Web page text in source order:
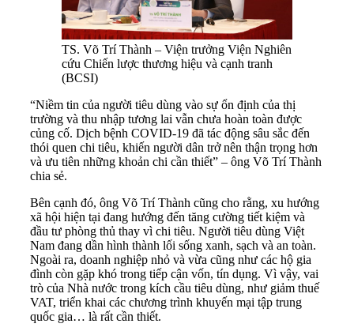
TS. Võ Trí Thành – Viện trưởng Viện Nghiên
cứu Chiến lược thương hiệu và cạnh tranh
(BCSI)
“Niềm tin của người tiêu dùng vào sự ổn định của thị
trường và thu nhập tương lai vẫn chưa hoàn toàn được
củng cố. Dịch bệnh COVID-19 đã tác động sâu sắc đến
thói quen chi tiêu, khiến người dân trở nên thận trọng hơn
và ưu tiên những khoản chi cần thiết” – ông Võ Trí Thành
chia sẻ.
Bên cạnh đó, ông Võ Trí Thành cũng cho rằng, xu hướng
xã hội hiện tại đang hướng đến tăng cường tiết kiệm và
đầu tư phòng thủ thay vì chi tiêu. Người tiêu dùng Việt
Nam đang dần hình thành lối sống xanh, sạch và an toàn.
Ngoài ra, doanh nghiệp nhỏ và vừa cũng như các hộ gia
đình còn gặp khó trong tiếp cận vốn, tín dụng. Vì vậy, vai
trò của Nhà nước trong kích cầu tiêu dùng, như giảm thuế
VAT, triển khai các chương trình khuyến mại tập trung
quốc gia… là rất cần thiết.